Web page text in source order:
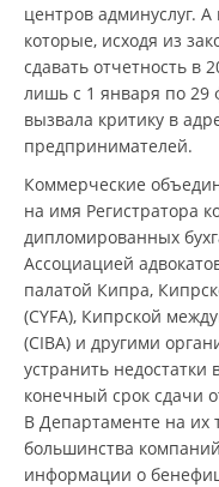
центров админуслуг.
которые, исходя из
сдавать отчетность в
лишь с 1 января по 29
вызвала критику в
предпринимателей.
Коммерческие
на имя Регистратора
дипломированных
Ассоциацией
палатой Кипра,
(CYFA), Кипрской
(CIBA) и другими
устранить недостатки
конечный срок сдачи
В Департаменте на их
большинства
информации о